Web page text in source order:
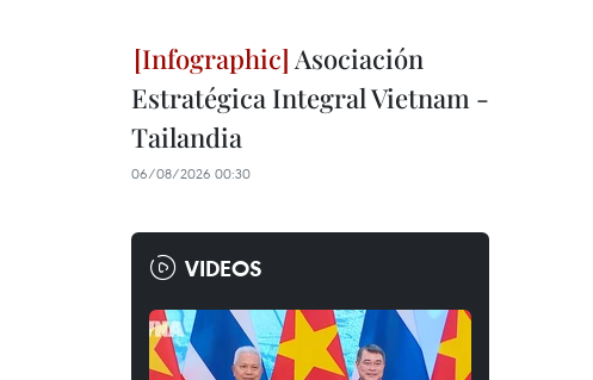
Asociación
Estratégica Integral Vietnam -
Tailandia
06/08/2026 00:30
VIDEOS